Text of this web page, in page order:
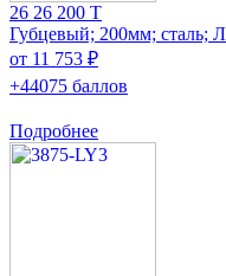
26 26 200 T
Губцевый; 200мм; сталь;
от 11 753 ₽
+44075 баллов
Подробнее